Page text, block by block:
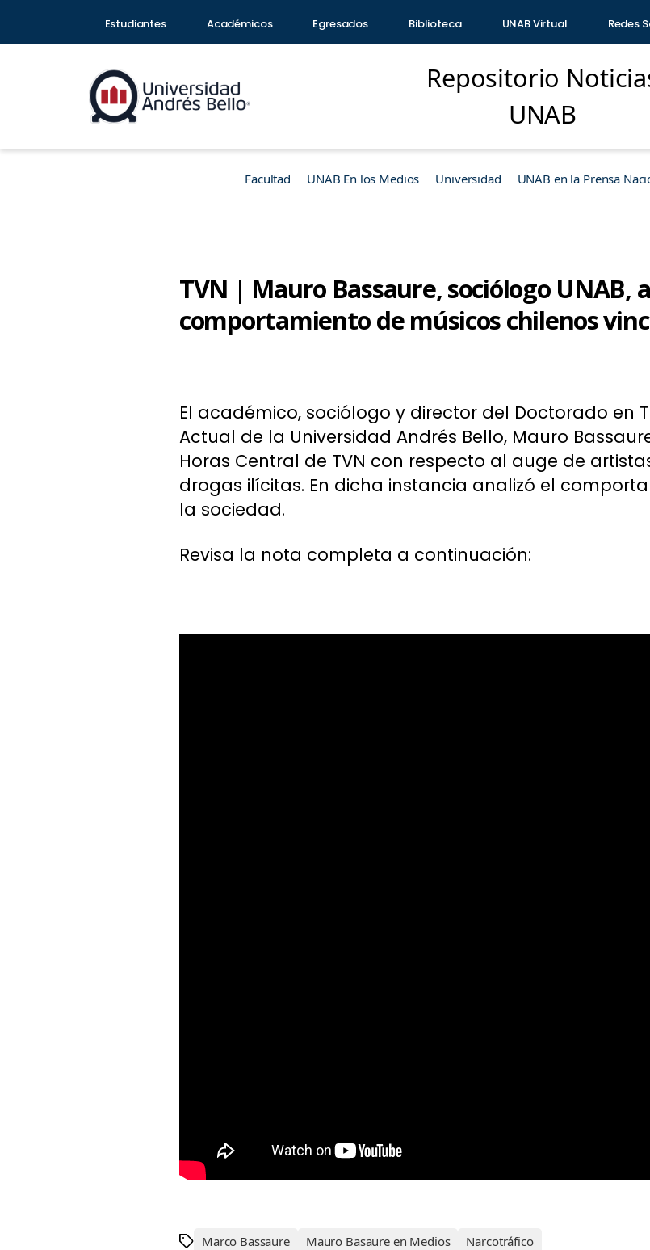
Estudiantes Académicos Egresados Biblioteca UNAB Virtual Redes
Repositorio
UNAB
Facultad UNAB En los Medios Universidad UNAB en la Prensa
TVN | Mauro Bassaure, sociólogo UNAB,
comportamiento de músicos chilenos
El académico, sociólogo y director del Doctorado en
Actual de la Universidad Andrés Bello, Mauro
Horas Central de TVN con respecto al auge de
drogas ilícitas. En dicha instancia analizó el
la sociedad.
Revisa la nota completa a continuación:
Marco Bassaure Mauro Basaure en Medios
Narcotráfico